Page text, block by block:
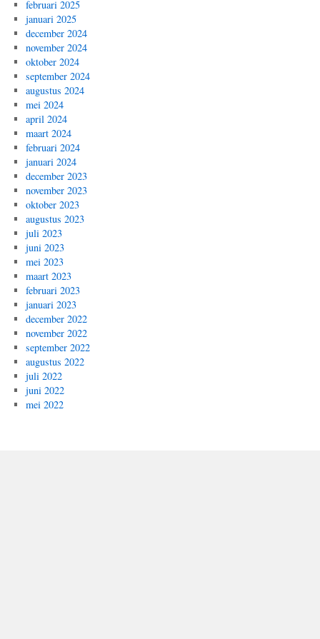
februari 2025
januari 2025
december 2024
november 2024
oktober 2024
september 2024
augustus 2024
mei 2024
april 2024
maart 2024
februari 2024
januari 2024
december 2023
november 2023
oktober 2023
augustus 2023
juli 2023
juni 2023
mei 2023
maart 2023
februari 2023
januari 2023
december 2022
november 2022
september 2022
augustus 2022
juli 2022
juni 2022
mei 2022